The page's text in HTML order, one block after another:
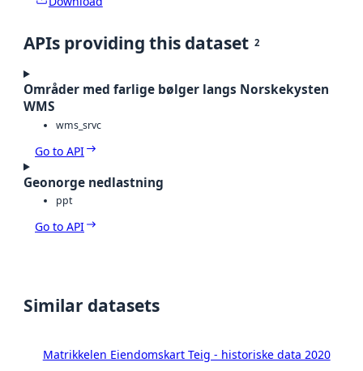
APIs providing this dataset 2
Områder med farlige bølger langs Norskekysten
WMS
wms_srvc
Go to API
Geonorge nedlastning
ppt
Go to API
Similar datasets
Matrikkelen Eiendomskart Teig - historiske data 2020